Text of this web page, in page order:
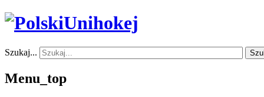
Szukaj...
Menu_top